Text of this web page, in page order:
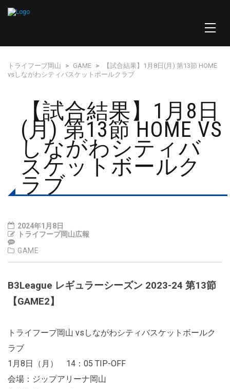
トライフープ岡山 > GAME >
【試合結果】1月8日(月) 第13節 HOME
vsしながわシティバスケットボールクラブ
【試合結果】1月8日
(月) 第13節 HOME VS
しながわシティバ
スケットボールク
ラブ
2024年1月8日
トライフープ岡山広報
GAME
B3League レギュラーシーズン 2023-24 第13節
【GAME2】
トライフープ岡山 vsしながわシティバスケットボールク
ラブ
1月8日（月） 14：05 TIP-OFF
会場：ジップアリーナ岡山